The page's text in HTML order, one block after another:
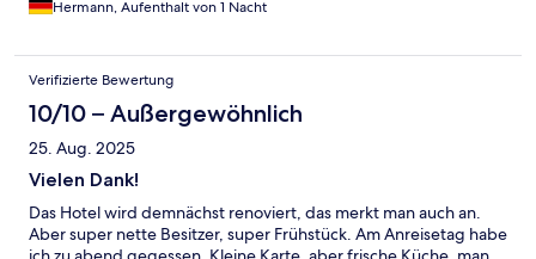
Hermann, Aufenthalt von 1 Nacht
Verifizierte Bewertung
10/10 – Außergewöhnlich
25. Aug. 2025
Vielen Dank!
Das Hotel wird demnächst renoviert, das merkt man auch an.
Aber super nette Besitzer, super Frühstück. Am Anreisetag habe